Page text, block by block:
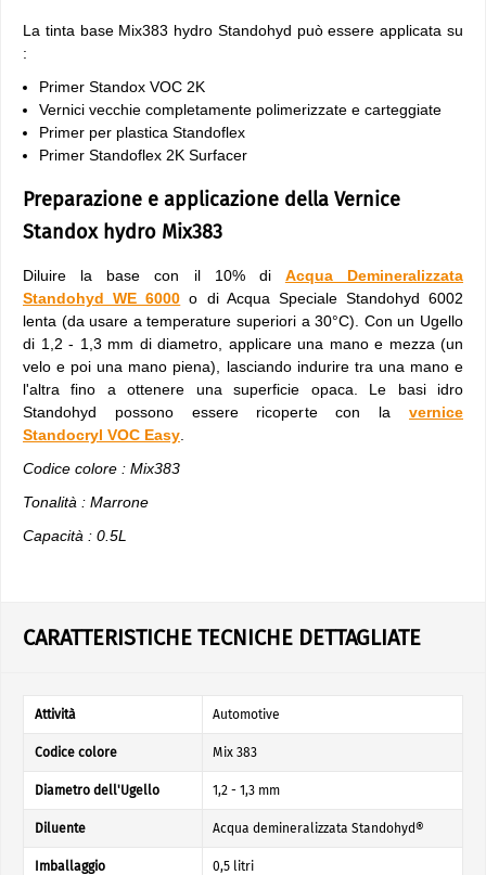
La tinta base Mix383 hydro Standohyd può essere applicata su
:
Primer Standox VOC 2K
Vernici vecchie completamente polimerizzate e carteggiate
Primer per plastica Standoflex
Primer Standoflex 2K Surfacer
Preparazione e applicazione della Vernice
Standox hydro Mix383
Diluire la base con il 10% di Acqua Demineralizzata
Standohyd WE 6000 o di Acqua Speciale Standohyd 6002
lenta (da usare a temperature superiori a 30°C). Con un Ugello
di 1,2 - 1,3 mm di diametro, applicare una mano e mezza (un
velo e poi una mano piena), lasciando indurire tra una mano e
l'altra fino a ottenere una superficie opaca. Le basi idro
Standohyd possono essere ricoperte con la vernice
Standocryl VOC Easy
Codice colore : Mix383
Tonalità : Marrone
Capacità : 0.5L
CARATTERISTICHE TECNICHE DETTAGLIATE
Attività Automotive
Codice colore Mix 383
Diametro dell'Ugello 1,2 - 1,3 mm
Diluente Acqua demineralizzata Standohyd®
Imballaggio 0,5 litri